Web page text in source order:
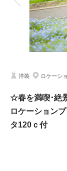
家族と撮影
新作白ドレスを着
新作のとっても可
来るプラン。
2着のうちお好きな
相談予
洋装 ロケーシ
☆春を満喫･絶
ロケーション
タ120ｃ付